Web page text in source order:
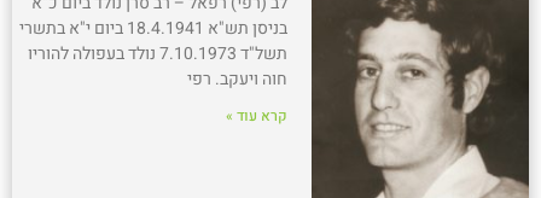
בניסן תש"א 18.4.1941 ביום י"א בתשרי
תשל"ד 7.10.1973 נולד בעפולה להוריו
חוה ויעקב. רפי
קרא עוד »